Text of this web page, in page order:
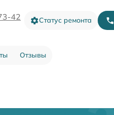
42 Статус ремонта
Отзывы